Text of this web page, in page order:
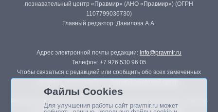
познавательный центр «Правмир» (АНО «Правмир») (ОГРН
1107799036730)
Главный редактор: Данилова А.А.
Адрес электронной почты редакции: info@pravmir.ru
Телефон: +7 926 530 96 05
Чтобы связаться с редакцией или сообщить обо всех замеченных
Републикация материалов сайта в печатных изданиях (книгах, прессе)
Файлы Cookies
Для улучшения работы сайт pravmir.ru может